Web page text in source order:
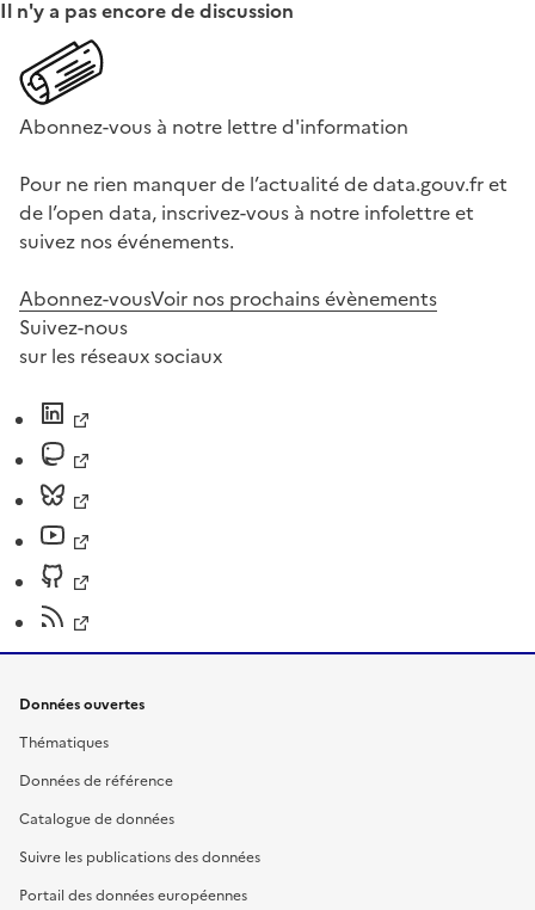
Il n'y a pas encore de discussion
Abonnez-vous à notre lettre d'information
Pour ne rien manquer de l’actualité de data.gouv.fr et
de l’open data, inscrivez-vous à notre infolettre et
suivez nos événements.
Abonnez-vousVoir nos prochains évènements
Suivez-nous
sur les réseaux sociaux
Données ouvertes
Thématiques
Données de référence
Catalogue de données
Suivre les publications des données
Portail des données européennes